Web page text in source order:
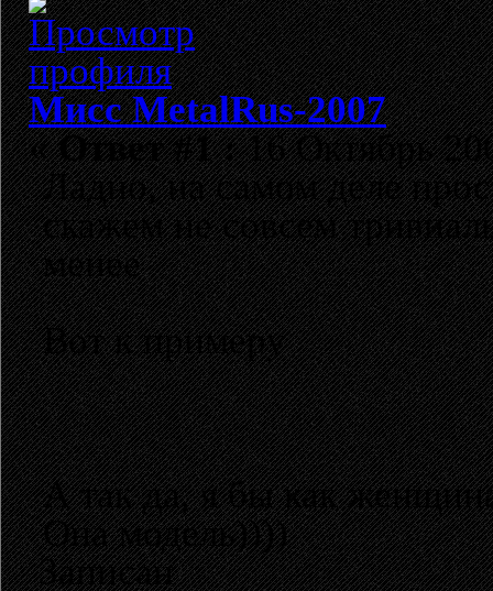
Мисс MetalRus-2007
«Ответ #1 :16 Октябрь
Ладно, на самом деле
скажем не совсем
менее
Вот к примеру
А так да, я бы как
Она модель))))
Записан